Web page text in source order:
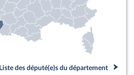
Liste des député(e)s du département